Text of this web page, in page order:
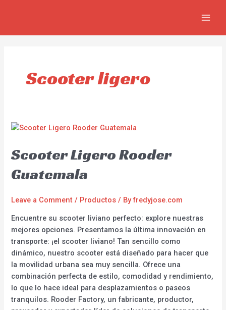
Scooter ligero
Scooter Ligero Rooder
Guatemala
Leave a Comment / Productos / Byfredyjose.com
Encuentre su scooter liviano perfecto: explore nuestras
mejores opciones. Presentamos la última innovación en
transporte: ¡el scooter liviano! Tan sencillo como
dinámico, nuestro scooter está diseñado para hacer que
la movilidad urbana sea muy sencilla. Ofrece una
combinación perfecta de estilo, comodidad y rendimiento,
lo que lo hace ideal para desplazamientos o paseos
tranquilos. Rooder Factory, un fabricante, productor,